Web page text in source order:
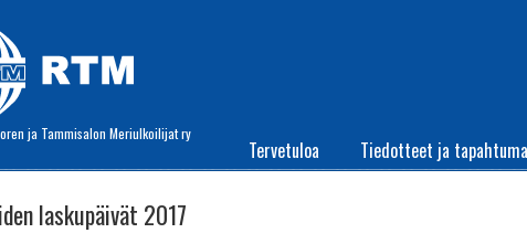
ja Tammisalon Meriulkoilijat ry
Tervetuloa Tiedotteet ja
laskupäivät 2017